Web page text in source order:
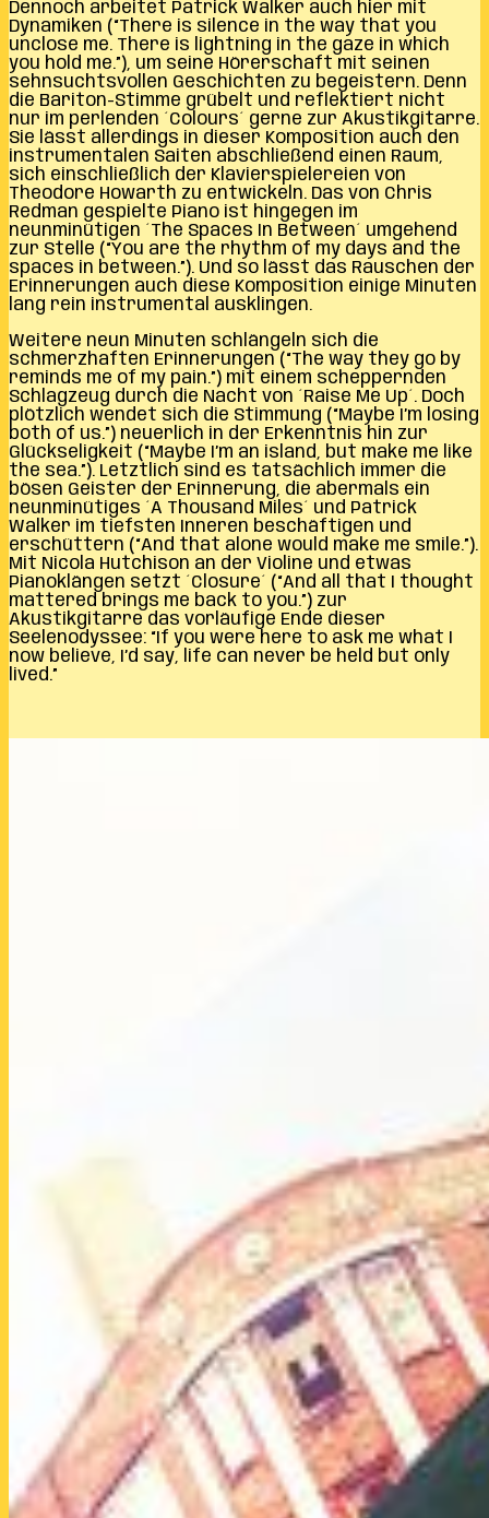
Dennoch arbeitet Patrick Walker auch hier mit
Dynamiken (“There is silence in the way that you
unclose me. There is lightning in the gaze in which
you hold me.”), um seine Hörerschaft mit seinen
sehnsuchtsvollen Geschichten zu begeistern. Denn
die Bariton-Stimme grübelt und reflektiert nicht
nur im perlenden ´Colours´ gerne zur Akustikgitarre.
Sie lässt allerdings in dieser Komposition auch den
instrumentalen Saiten abschließend einen Raum,
sich einschließlich der Klavierspielereien von
Theodore Howarth zu entwickeln. Das von Chris
Redman gespielte Piano ist hingegen im
neunminütigen ´The Spaces In Between´ umgehend
zur Stelle (“You are the rhythm of my days and the
spaces in between.”). Und so lässt das Rauschen der
Erinnerungen auch diese Komposition einige Minuten
lang rein instrumental ausklingen.
Weitere neun Minuten schlängeln sich die
schmerzhaften Erinnerungen (“The way they go by
reminds me of my pain.”) mit einem scheppernden
Schlagzeug durch die Nacht von ´Raise Me Up´. Doch
plötzlich wendet sich die Stimmung (“Maybe I’m losing
both of us.”) neuerlich in der Erkenntnis hin zur
Glückseligkeit (“Maybe I’m an island, but make me like
the sea.”). Letztlich sind es tatsächlich immer die
bösen Geister der Erinnerung, die abermals ein
neunminütiges ´A Thousand Miles´ und Patrick
Walker im tiefsten Inneren beschäftigen und
erschüttern (“And that alone would make me smile.”).
Mit Nicola Hutchison an der Violine und etwas
Pianoklängen setzt ´Closure´ (“And all that I thought
mattered brings me back to you.”) zur
Akustikgitarre das vorläufige Ende dieser
Seelenodyssee: “If you were here to ask me what I
now believe, I’d say, life can never be held but only
lived.”